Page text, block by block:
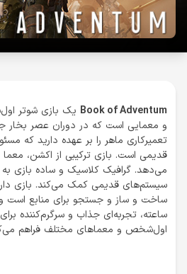
Book of Adventum یک بازی شوتر
و معمایی است که در دوران عصر بخار
تعمیرکاری ماهر را بر عهده دارید که
قدیمی است. بازی ترکیبی از اکشن، معما
می‌دهد. گرافیک کلاسیک و ساده بازی به
سیستم‌های قدیمی کمک می‌کند. بازی
ساعته، تجربه‌ای جذاب و سرگرم‌کننده
اول‌شخص و معماهای مختلف فراهم